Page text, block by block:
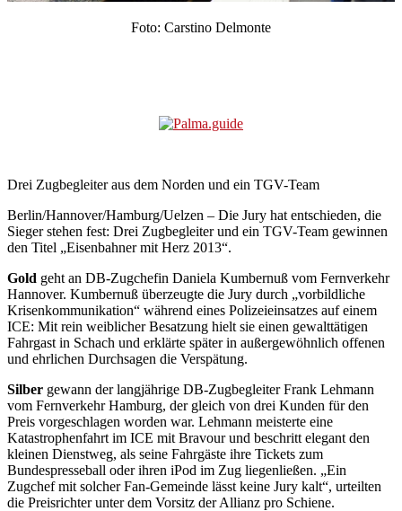
Foto: Carstino Delmonte
Drei Zugbegleiter aus dem Norden und ein TGV-Team
Berlin/Hannover/Hamburg/Uelzen – Die Jury hat entschieden, die
Sieger stehen fest: Drei Zugbegleiter und ein TGV-Team gewinnen
den Titel „Eisenbahner mit Herz 2013“.
Gold geht an DB-Zugchefin Daniela Kumbernuß vom Fernverkehr
Hannover. Kumbernuß überzeugte die Jury durch „vorbildliche
Krisenkommunikation“ während eines Polizeieinsatzes auf einem
ICE: Mit rein weiblicher Besatzung hielt sie einen gewalttätigen
Fahrgast in Schach und erklärte später in außergewöhnlich offenen
und ehrlichen Durchsagen die Verspätung.
Silber gewann der langjährige DB-Zugbegleiter Frank Lehmann
vom Fernverkehr Hamburg, der gleich von drei Kunden für den
Preis vorgeschlagen worden war. Lehmann meisterte eine
Katastrophenfahrt im ICE mit Bravour und beschritt elegant den
kleinen Dienstweg, als seine Fahrgäste ihre Tickets zum
Bundespresseball oder ihren iPod im Zug liegenließen. „Ein
Zugchef mit solcher Fan-Gemeinde lässt keine Jury kalt“, urteilten
die Preisrichter unter dem Vorsitz der Allianz pro Schiene.